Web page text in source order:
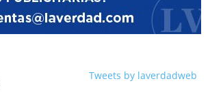
Tweets by laverdadweb